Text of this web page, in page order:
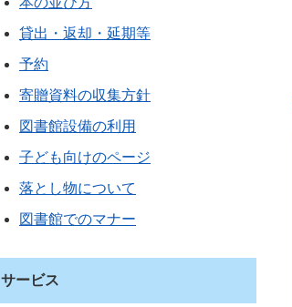
貸出・返却・延期等
予約
寄贈資料の収集方針
図書館設備の利用
子ども向けのページ
落とし物について
図書館でのマナー
サービス